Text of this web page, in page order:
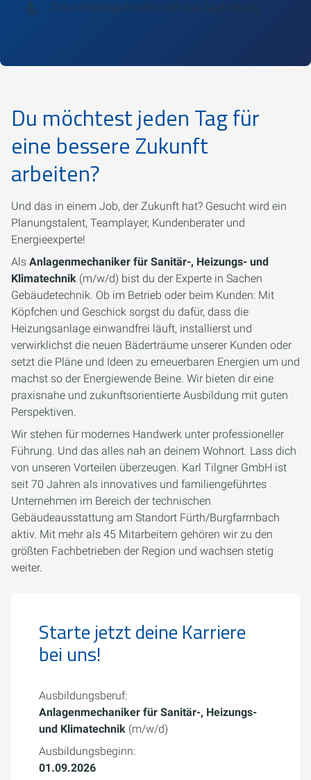
Zukunftsperspektiven nach der Ausbildung
Du möchtest jeden Tag für
eine bessere Zukunft
arbeiten?
Und das in einem Job, der Zukunft hat? Gesucht wird ein
Planungstalent, Teamplayer, Kundenberater und
Energieexperte!
Als Anlagenmechaniker für Sanitär-, Heizungs- und
Klimatechnik (m/w/d) bist du der Experte in Sachen
Gebäudetechnik. Ob im Betrieb oder beim Kunden: Mit
Köpfchen und Geschick sorgst du dafür, dass die
Heizungsanlage einwandfrei läuft, installierst und
verwirklichst die neuen Bäderträume unserer Kunden oder
setzt die Pläne und Ideen zu erneuerbaren Energien um und
machst so der Energiewende Beine. Wir bieten dir eine
praxisnahe und zukunftsorientierte Ausbildung mit guten
Perspektiven.
Wir stehen für modernes Handwerk unter professioneller
Führung. Und das alles nah an deinem Wohnort. Lass dich
von unseren Vorteilen überzeugen. Karl Tilgner GmbH ist
seit 70 Jahren als innovatives und familiengeführtes
Unternehmen im Bereich der technischen
Gebäudeausstattung am Standort Fürth/Burgfarrnbach
aktiv. Mit mehr als 45 Mitarbeitern gehören wir zu den
größten Fachbetrieben der Region und wachsen stetig
weiter.
Starte jetzt deine Karriere
bei uns!
Ausbildungsberuf:
Anlagenmechaniker für Sanitär-, Heizungs-
und Klimatechnik (m/w/d)
Ausbildungsbeginn:
01.09.2026